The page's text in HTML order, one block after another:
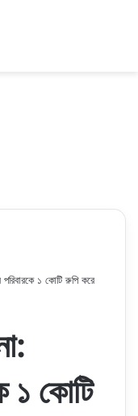
পরিবারকে ১ কোটি রুপি করে
১ কোটি